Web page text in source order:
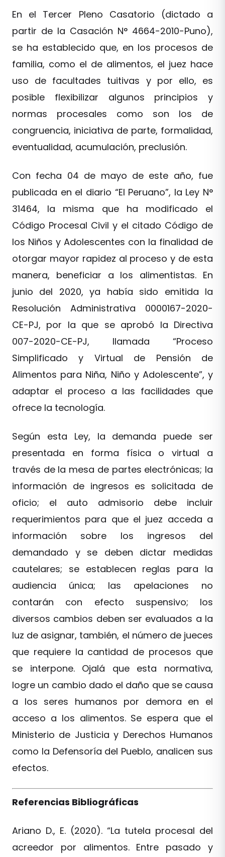
En el Tercer Pleno Casatorio (dictado a
partir de la Casación N° 4664-2010-Puno),
se ha establecido que, en los procesos de
familia, como el de alimentos, el juez hace
uso de facultades tuitivas y por ello, es
posible flexibilizar algunos principios y
normas procesales como son los de
congruencia, iniciativa de parte, formalidad,
eventualidad, acumulación, preclusión.
Con fecha 04 de mayo de este año, fue
publicada en el diario “El Peruano”, la Ley N°
31464, la misma que ha modificado el
Código Procesal Civil y el citado Código de
los Niños y Adolescentes con la finalidad de
otorgar mayor rapidez al proceso y de esta
manera, beneficiar a los alimentistas. En
junio del 2020, ya había sido emitida la
Resolución Administrativa 0000167-2020-
CE-PJ, por la que se aprobó la Directiva
007-2020-CE-PJ, llamada “Proceso
Simplificado y Virtual de Pensión de
Alimentos para Niña, Niño y Adolescente”, y
adaptar el proceso a las facilidades que
ofrece la tecnología.
Según esta Ley, la demanda puede ser
presentada en forma física o virtual a
través de la mesa de partes electrónicas; la
información de ingresos es solicitada de
oficio; el auto admisorio debe incluir
requerimientos para que el juez acceda a
información sobre los ingresos del
demandado y se deben dictar medidas
cautelares; se establecen reglas para la
audiencia única; las apelaciones no
contarán con efecto suspensivo; los
diversos cambios deben ser evaluados a la
luz de asignar, también, el número de jueces
que requiere la cantidad de procesos que
se interpone. Ojalá que esta normativa,
logre un cambio dado el daño que se causa
a los seres humanos por demora en el
acceso a los alimentos. Se espera que el
Ministerio de Justicia y Derechos Humanos
como la Defensoría del Pueblo, analicen sus
efectos.
Referencias Bibliográficas
Ariano D., E. (2020). “La tutela procesal del
acreedor por alimentos. Entre pasado y